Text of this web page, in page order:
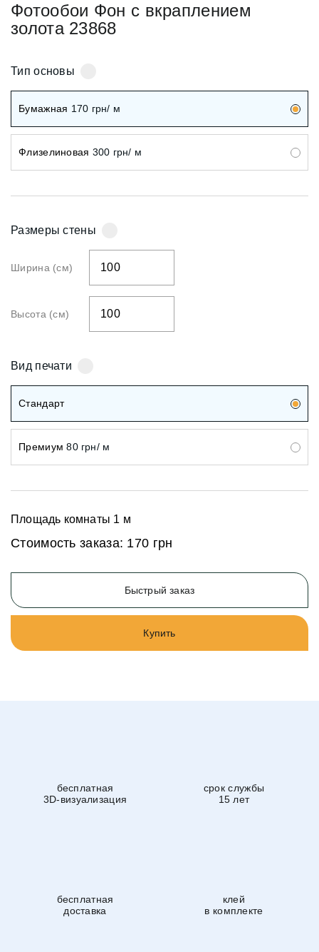
Фотообои Фон с вкраплением
золота 23868
Тип основы
Бумажная 170 грн/ м
Флизелиновая 300 грн/ м
Размеры стены
Ширина (см)
Высота (см)
Вид печати
Стандарт
Премиум 80 грн/ м
Площадь комнаты 1 м
Стоимость заказа: 170 грн
Быстрый заказ
Купить
бесплатная
3D-визуализация
срок службы
15 лет
бесплатная
доставка
клей
в комплекте